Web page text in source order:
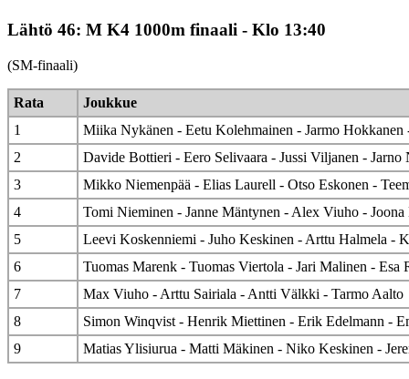
Lähtö 46: M K4 1000m finaali - Klo 13:40
(SM-finaali)
Rata
Joukkue
1
Miika Nykänen - Eetu Kolehmainen - Jarmo
2
Davide Bottieri - Eero Selivaara - Jussi Viljanen - Jarno
3
Mikko Niemenpää - Elias Laurell - Otso Eskonen -
4
Tomi Nieminen - Janne Mäntynen - Alex Viuho - Joona
5
Leevi Koskenniemi - Juho Keskinen - Arttu Halmela -
6
Tuomas Marenk - Tuomas Viertola - Jari Malinen - Esa
7
Max Viuho - Arttu Sairiala - Antti Välkki - Tarmo Aalto
8
Simon Winqvist - Henrik Miettinen - Erik Edelmann -
9
Matias Ylisiurua - Matti Mäkinen - Niko Keskinen -